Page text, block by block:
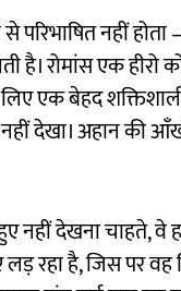
नहीं
रोमांस एक हीरो
एक बेहद
देखा। अहान की
नहीं देखना चाहते,
रहा है, जिस पर वह